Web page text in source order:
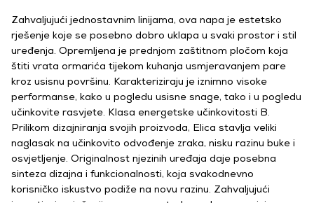
Zahvaljujući jednostavnim linijama, ova napa je estetsko
rješenje koje se posebno dobro uklapa u svaki prostor i stil
uređenja. Opremljena je prednjom zaštitnom pločom koja
štiti vrata ormarića tijekom kuhanja usmjeravanjem pare
kroz usisnu površinu. Karakteriziraju je iznimno visoke
performanse, kako u pogledu usisne snage, tako i u pogledu
učinkovite rasvjete. Klasa energetske učinkovitosti B.
Prilikom dizajniranja svojih proizvoda, Elica stavlja veliki
naglasak na učinkovito odvođenje zraka, nisku razinu buke i
osvjetljenje. Originalnost njezinih uređaja daje posebna
sinteza dizajna i funkcionalnosti, koja svakodnevno
korisničko iskustvo podiže na novu razinu. Zahvaljujući